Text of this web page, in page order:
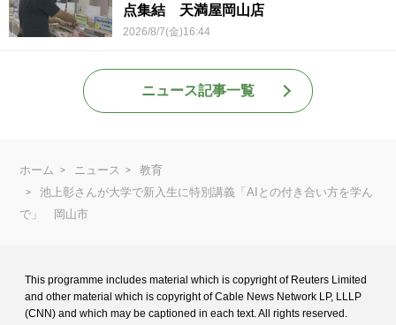
点集結 天満屋岡山店
2026/8/7(金)16:44
ニュース記事一覧
ホーム ニュース
教育
池上彰さんが大学で新入生に特別講義「AIとの付き合い方を学ん
で」 岡山市
This programme includes material which is copyright of Reuters Limited
and other material which is copyright of Cable News Network LP, LLLP
(CNN) and which may be captioned in each text. All rights reserved.